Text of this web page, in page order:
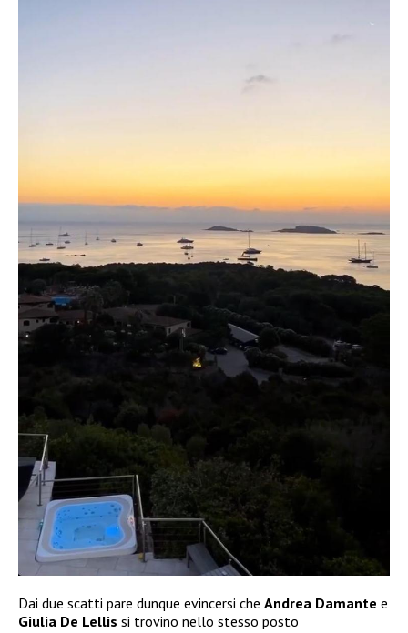
Dai due scatti pare dunque evincersi che Andrea Damante e
Giulia De Lellis si trovino nello stesso posto